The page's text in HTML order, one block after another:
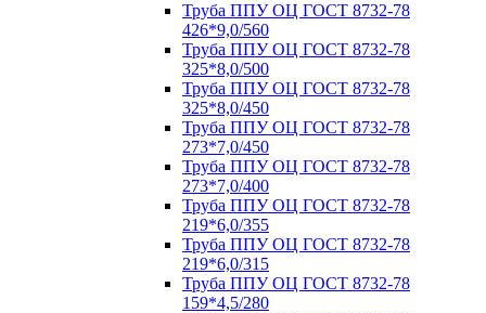
Труба ППУ ОЦ ГОСТ 8732-78
426*9,0/560
Труба ППУ ОЦ ГОСТ 8732-78
325*8,0/500
Труба ППУ ОЦ ГОСТ 8732-78
325*8,0/450
Труба ППУ ОЦ ГОСТ 8732-78
273*7,0/450
Труба ППУ ОЦ ГОСТ 8732-78
273*7,0/400
Труба ППУ ОЦ ГОСТ 8732-78
219*6,0/355
Труба ППУ ОЦ ГОСТ 8732-78
219*6,0/315
Труба ППУ ОЦ ГОСТ 8732-78
159*4,5/280